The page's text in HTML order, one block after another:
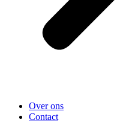
Over ons
Contact